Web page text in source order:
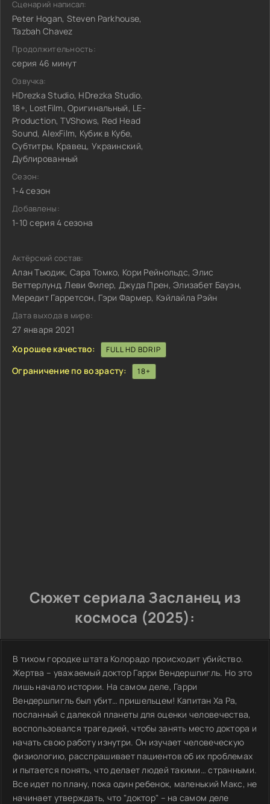
Сценарий написал:
Peter Hogan, Steven Parkhouse,
Tazbah Chavez
Продолжительность:
серия 46 минут
Озвучка:
HDrezka Studio, HDrezka Studio.
18+, LostFilm, Оригинальный, LE-
Production, TVShows, Red Head
Sound, AlexFilm, Кубик в Кубе,
Субтитры, Кравец, Украинский,
Дублированный
Сезон:
1-4 сезон
Добавлены:
1-10 серия 4 сезона
Актёрский состав:
Алан Тьюдик, Сара Томко, Кори Рейнольдс, Элис
Веттерлунд, Леви Филер, Джуда Прен, Элизабет Бауэн,
Мередит Гарретсон, Гэри Фармер, Кэйлайла Рэйн
Дата выхода в мире:
27 января 2021
Хорошее качество:
FULL HD BDRIP
Ограничение по возрасту: 18+
Сюжет сериала Засланец из
космоса (2025):
В тихом городке штата Колорадо происходит убийство.
Жертва – уважаемый доктор Гарри Вендершпигль. Но это
лишь начало истории. На самом деле, Гарри
Вендершпигль был убит… пришельцем! Капитан Ха Ра,
посланный с далекой планеты для оценки человечества,
воспользовался трагедией, чтобы занять место доктора и
начать свою работу изнутри. Он изучает человеческую
физиологию, расспрашивает пациентов об их проблемах
и пытается понять, что делает людей такими… странными.
Все идет по плану, пока один ребенок, маленький Макс, не
начинает утверждать, что "доктор" – на самом деле